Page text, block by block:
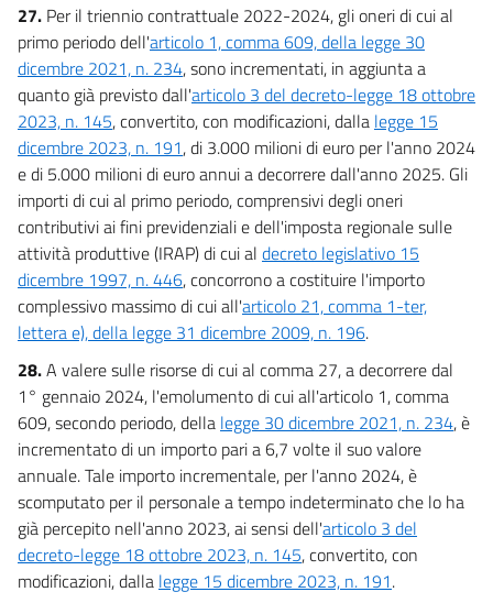
27. Per il triennio contrattuale 2022-2024, gli oneri di cui al
primo periodo dell'articolo 1, comma 609, della legge 30
dicembre 2021, n. 234, sono incrementati, in aggiunta a
quanto già previsto dall'articolo 3 del decreto-legge 18 ottobre
2023, n. 145, convertito, con modificazioni, dalla legge 15
dicembre 2023, n. 191, di 3.000 milioni di euro per l'anno 2024
e di 5.000 milioni di euro annui a decorrere dall'anno 2025. Gli
importi di cui al primo periodo, comprensivi degli oneri
contributivi ai fini previdenziali e dell'imposta regionale sulle
attività produttive (IRAP) di cui al decreto legislativo 15
dicembre 1997, n. 446, concorrono a costituire l'importo
complessivo massimo di cui all'articolo 21, comma 1-ter,
lettera e), della legge 31 dicembre 2009, n. 196.
28.A valere sulle risorse di cui al comma 27, a decorrere dal
1° gennaio 2024, l'emolumento di cui all'articolo 1, comma
609, secondo periodo, della legge 30 dicembre 2021, n. 234, è
incrementato di un importo pari a 6,7 volte il suo valore
annuale. Tale importo incrementale, per l'anno 2024, è
scomputato per il personale a tempo indeterminato che lo ha
già percepito nell'anno 2023, ai sensi dell'articolo 3 del
decreto-legge 18 ottobre 2023, n. 145, convertito, con
modificazioni, dalla legge 15 dicembre 2023, n. 191.